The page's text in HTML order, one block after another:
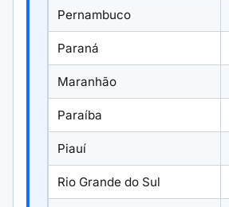
Pernambuco
Paraná
Maranhão
Paraíba
Piauí
Rio Grande do Sul